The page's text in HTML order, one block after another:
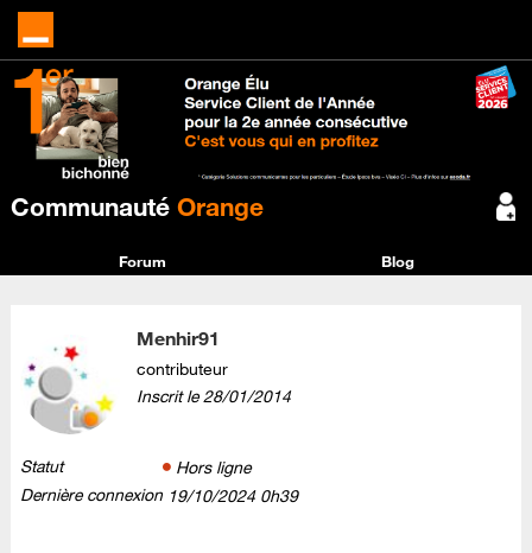
Communauté Orange
Forum Blog
Menhir91
contributeur
Inscrit le‎28/01/2014
Statut
Hors ligne
Dernière connexion ‎19/10/2024 0h39